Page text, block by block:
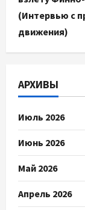
(Интервью с
движения)
АРХИВЫ
Июль 2026
Июнь 2026
Май 2026
Апрель 2026